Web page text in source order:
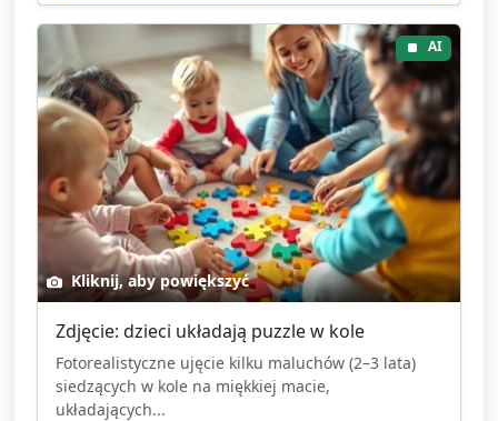
AI
Kliknij, aby powiększyć
Zdjęcie: dzieci układają puzzle w kole
Fotorealistyczne ujęcie kilku maluchów (2–3 lata)
siedzących w kole na miękkiej macie,
układających...